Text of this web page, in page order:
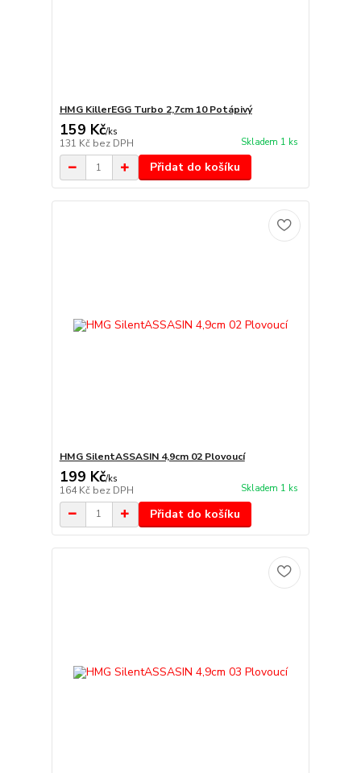
HMG KillerEGG Turbo 2,7cm 10 Potápivý
159 Kč/ks
131 Kč bez DPH Skladem 1 ks
Přidat do košíku
HMG SilentASSASIN 4,9cm 02 Plovoucí
199 Kč/ks
164 Kč bez DPH Skladem 1 ks
Přidat do košíku